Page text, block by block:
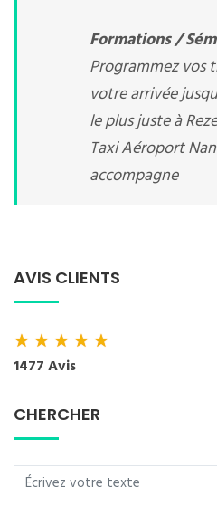
Formations /
Programmez vos
votre arrivée
le plus juste à
Taxi Aéroport
accompagne
AVIS CLIENTS
★★★★★
1477 Avis
CHERCHER